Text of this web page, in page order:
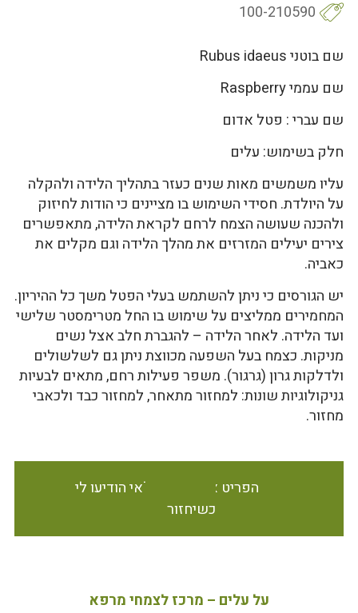
100-210590
שם בוטני Rubus idaeus
שם עממי Raspberry
שם עברי : פטל אדום
חלק בשימוש: עלים
עליו משמשים מאות שנים כעזר בתהליך הלידה ולהקלה
על היולדת. חסידי השימוש בו מציינים כי הודות לחיזוק
ולהכנה שעושה הצמח לרחם לקראת הלידה, מתאפשרים
צירים יעילים המזרזים את מהלך הלידה וגם מקלים את
כאביה.
יש הגורסים כי ניתן להשתמש בעלי הפטל משך כל ההיריון.
המחמירים ממליצים על שימוש בו החל מטרימסטר שלישי
ועד הלידה. לאחר הלידה – להגברת חלב אצל נשים
מניקות. כצמח בעל השפעה מכווצת ניתן גם לשלשולים
ולדלקות גרון (גרגור). משפר פעילות רחם, מתאים לבעיות
גניקולוגיות שונות: למחזור מתאחר, למחזור כבד ולכאבי
מחזור.
הפריט אינו זמין במלאי הודיעו לי
כשיחזור
על עלים – מרכז לצמחי מרפא